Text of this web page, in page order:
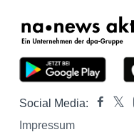
Social Media:
Impressum